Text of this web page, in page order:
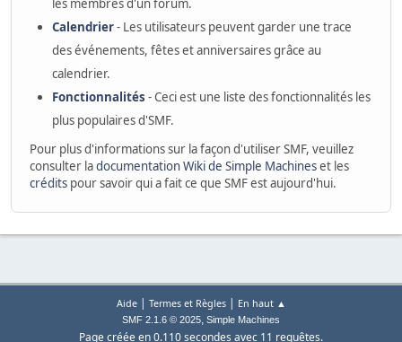
les membres d'un forum.
Calendrier- Les utilisateurs peuvent garder une trace
des événements, fêtes et anniversaires grâce au
calendrier.
Fonctionnalités - Ceci est une liste des fonctionnalités les
plus populaires d'SMF.
Pour plus d'informations sur la façon d'utiliser SMF, veuillez
consulter ladocumentation Wiki de Simple Machineset les
crédits pour savoir qui a fait ce que SMF est aujourd'hui.
Aide| Termes et Règles| En haut ▲
SMF 2.1.6 © 2025, Simple Machines
Page créée en 0.110 secondes avec 11 requêtes.